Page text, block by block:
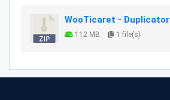
WooTicaret - Duplicator
112 MB 1 file(s)